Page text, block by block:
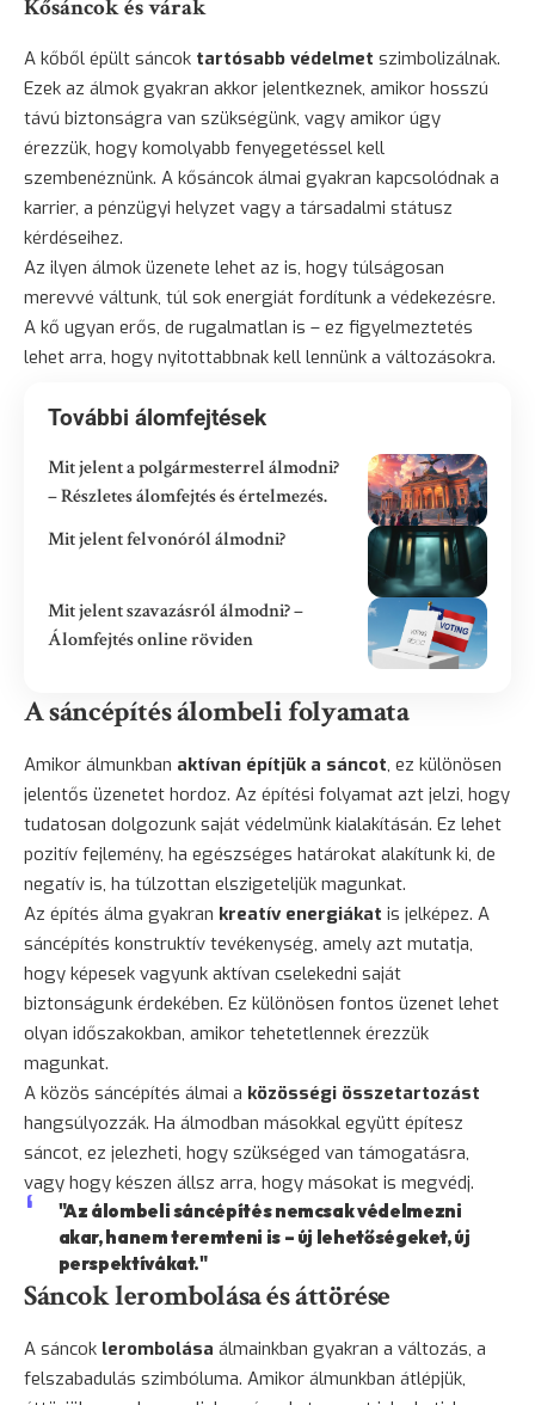
Kősáncok és várak
A kőből épült sáncok tartósabb védelmet szimbolizálnak.
Ezek az álmok gyakran akkor jelentkeznek, amikor hosszú
távú biztonságra van szükségünk, vagy amikor úgy
érezzük, hogy komolyabb fenyegetéssel kell
szembenéznünk. A kősáncok álmai gyakran kapcsolódnak a
karrier, a pénzügyi helyzet vagy a társadalmi státusz
kérdéseihez.
Az ilyen álmok üzenete lehet az is, hogy túlságosan
merevvé váltunk, túl sok energiát fordítunk a védekezésre.
A kő ugyan erős, de rugalmatlan is – ez figyelmeztetés
lehet arra, hogy nyitottabbnak kell lennünk a változásokra.
További álomfejtések
Mit jelent a polgármesterrel álmodni?
– Részletes álomfejtés és értelmezés.
Mit jelent felvonóról álmodni?
Mit jelent szavazásról álmodni? –
Álomfejtés online röviden
A sáncépítés álombeli folyamata
Amikor álmunkban aktívan építjük a sáncot, ez különösen
jelentős üzenetet hordoz. Az építési folyamat azt jelzi, hogy
tudatosan dolgozunk saját védelmünk kialakításán. Ez lehet
pozitív fejlemény, ha egészséges határokat alakítunk ki, de
negatív is, ha túlzottan elszigeteljük magunkat.
Az építés álma gyakran kreatív energiákat is jelképez. A
sáncépítés konstruktív tevékenység, amely azt mutatja,
hogy képesek vagyunk aktívan cselekedni saját
biztonságunk érdekében. Ez különösen fontos üzenet lehet
olyan időszakokban, amikor tehetetlennek érezzük
magunkat.
A közös sáncépítés álmai a közösségi összetartozást
hangsúlyozzák. Ha álmodban másokkal együtt építesz
sáncot, ez jelezheti, hogy szükséged van támogatásra,
vagy hogy készen állsz arra, hogy másokat is megvédj.
"Az álombeli sáncépítés nemcsak védelmezni
akar, hanem teremteni is – új lehetőségeket, új
perspektívákat."
Sáncok lerombolása és áttörése
A sáncok lerombolása álmainkban gyakran a változás, a
felszabadulás szimbóluma. Amikor álmunkban átlépjük,